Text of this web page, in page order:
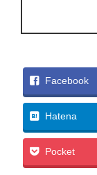
Facebook
Hatena
Pocket